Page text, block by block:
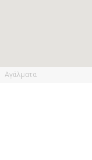
Αγάλματα